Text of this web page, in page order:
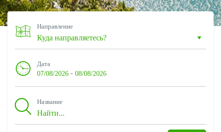
Направление
Дата
07/08/2026 - 08/08/2026
Название